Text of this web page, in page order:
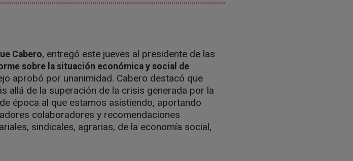
Cabero, entregó este jueves al presidente de las
sobre la situación económica y social de
aprobó por unanimidad. Cabero destacó que
allá de la superación de la crisis generada por la
época al que estamos asistiendo, aportando
colaboradores y recomendaciones
sindicales, agrarias, de la economía social,